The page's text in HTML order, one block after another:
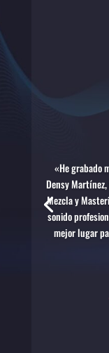
«He grabado
Densy
Mezcla y
sonido
mejor lugar